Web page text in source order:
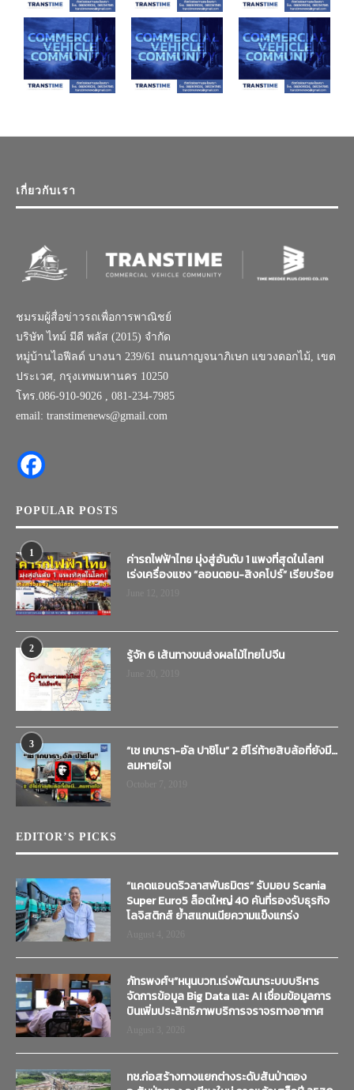
เกี่ยวกับเรา
ชมรมผู้สื่อข่าวรถเพื่อการพาณิชย์
บริษัท ไทม์ มีดี พลัส (2015) จำกัด
หมู่บ้านไอฟีลด์ บางนา 239/61 ถนนกาญจนาภิเษก แขวงดอกไม้, เขต
ประเวศ, กรุงเทพมหานคร 10250
โทร.086-910-9026 , 081-234-7985
email: transtimenews@gmail.com
POPULAR POSTS
1
ค่ารถไฟฟ้าไทย มุ่งสู่อันดับ 1 แพงที่สุดในโลก!
เร่งเครื่องแซง “ลอนดอน-สิงคโปร์” เรียบร้อย
2 รู้จัก 6 เส้นทางขนส่งผลไม้ไทยไปจีน
3
“เช เกบารา-อัล ปาชิโน” 2 ฮีโร่ท้ายสิบล้อที่ยังมี…
ลมหายใจ!
EDITOR’S PICKS
“แคดแอนดริวลาสพันธมิตร” รับมอบ Scania
Super Euro5 ล็อตใหญ่ 40 คันที่รองรับธุรกิจ
โลจิสติกส์ ย้ำสแกนเนียความแข็งแกร่ง
ภัทรพงศ์ฯ”หนุนบวท.เร่งพัฒนาระบบบริหาร
จัดการข้อมูล Big Data และ AI เชื่อมข้อมูลการ
บินเพิ่มประสิทธิภาพบริการจราจรทางอากาศ
ทช.ก่อสร้างทางแยกต่างระดับสันป่าตอง